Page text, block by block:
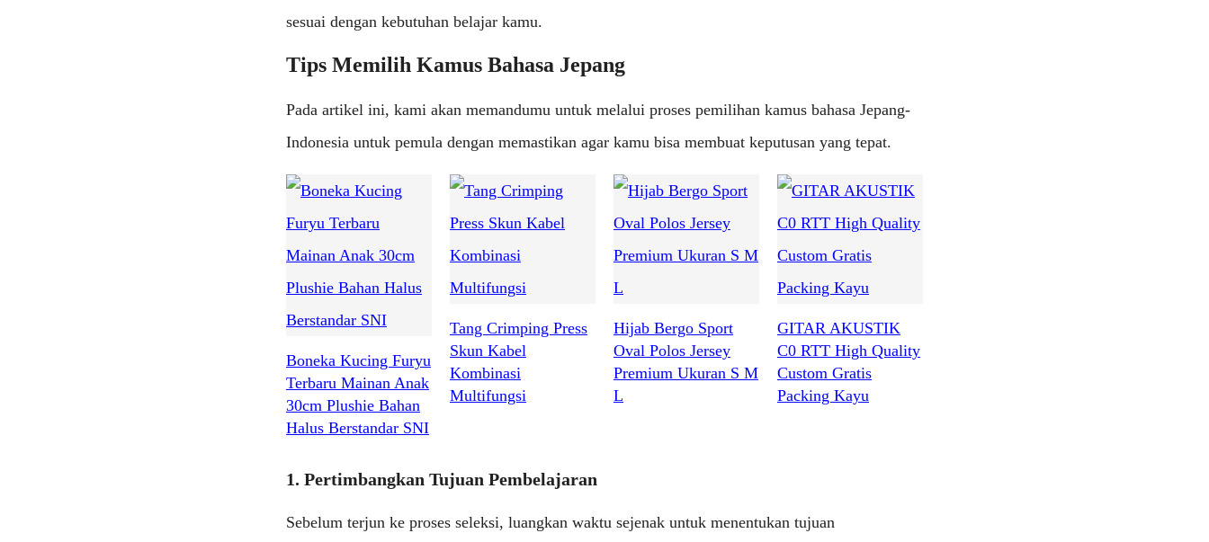
sesuai dengan kebutuhan belajar kamu.
Tips Memilih Kamus Bahasa Jepang
Pada artikel ini, kami akan memandumu untuk melalui proses pemilihan kamus bahasa Jepang-
Indonesia untuk pemula dengan memastikan agar kamu bisa membuat keputusan yang tepat.
Boneka Kucing Furyu
Terbaru Mainan Anak
30cm Plushie Bahan
Halus Berstandar SNI
Tang Crimping Press
Skun Kabel
Kombinasi
Multifungsi
Hijab Bergo Sport
Oval Polos Jersey
Premium Ukuran S M
L
GITAR AKUSTIK
C0 RTT High Quality
Custom Gratis
Packing Kayu
1. Pertimbangkan Tujuan Pembelajaran
Sebelum terjun ke proses seleksi, luangkan waktu sejenak untuk menentukan tujuan